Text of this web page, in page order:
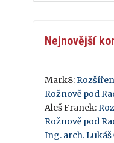
Nejnovější
Mark8:
Rožnově pod
Aleš Franek:
Rožnově pod
Ing. arch. Lukáš